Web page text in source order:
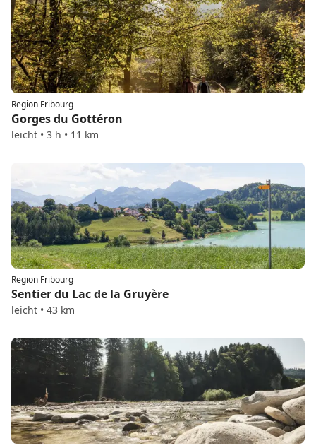
Region Fribourg
Gorges du Gottéron
leicht • 3 h • 11 km
Region Fribourg
Sentier du Lac de la Gruyère
leicht • 43 km